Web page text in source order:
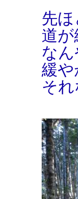
先
道
な
緩
それ